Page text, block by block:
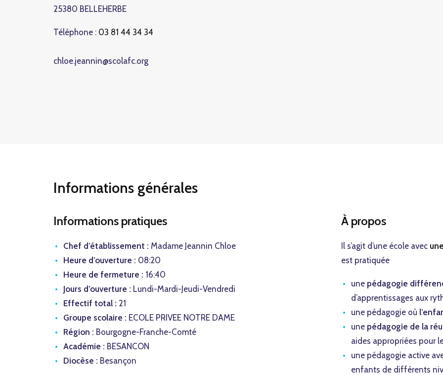
25380 BELLEHERBE
Téléphone : 03 81 44 34 34
chloe.jeannin@scolafc.org
Informations générales
Informations pratiques
Chef d’établissement : Madame Jeannin Chloe
Heure d’ouverture : 08:20
Heure de fermeture : 16:40
Jours d’ouverture : Lundi-Mardi-Jeudi-Vendredi
Effectif total : 21
Groupe scolaire : ECOLE PRIVEE NOTRE DAME
Région : Bourgogne-Franche-Comté
Académie : BESANCON
Diocèse : Besançon
À propos
Il s’agit d’une école avec
est pratiquée
une pédagogie
d’apprentissages aux
une pédagogie où
une pédagogie de la
aides appropriées pour
une pédagogie active
enfants de différents